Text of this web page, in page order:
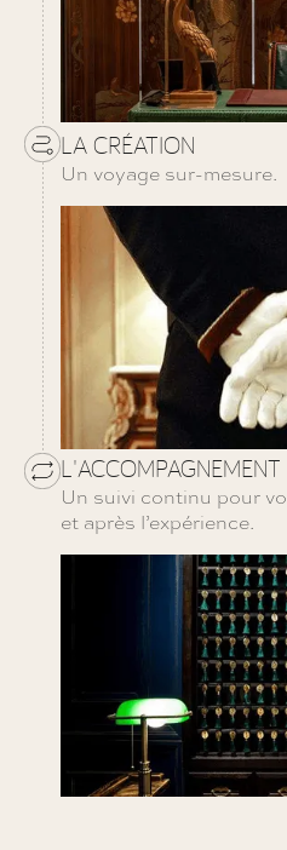
LA CRÉATION
Un voyage sur-mesure.
L'ACCOMPAGNEMENT
Un suivi continu pour
et après l’expérience.